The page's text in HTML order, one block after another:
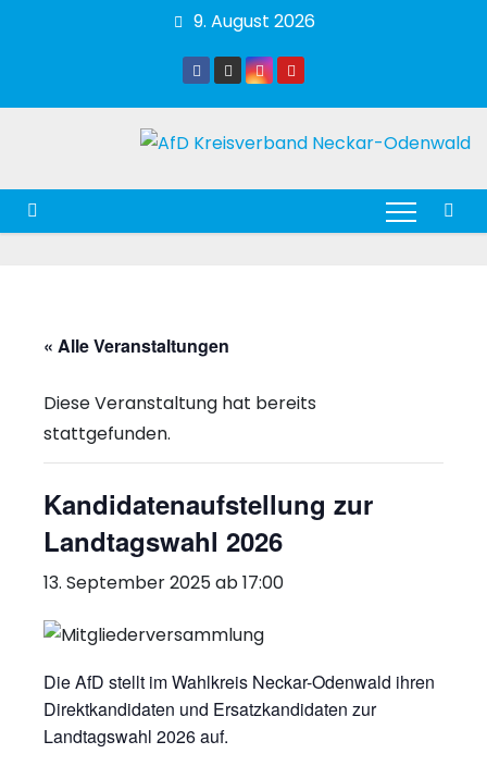
9. August 2026
« Alle Veranstaltungen
Diese Veranstaltung hat bereits
stattgefunden.
Kandidatenaufstellung zur
Landtagswahl 2026
13. September 2025 ab 17:00
Die AfD stellt im Wahlkreis Neckar-Odenwald ihren
Direktkandidaten und Ersatzkandidaten zur
Landtagswahl 2026 auf.